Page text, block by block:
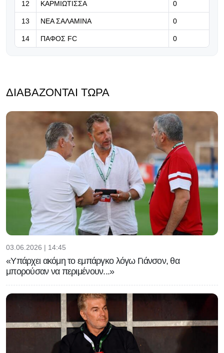
12 ΚΑΡΜΙΩΤΙΣΣΑ 0
13 ΝΕΑ ΣΑΛΑΜΙΝΑ 0
14 ΠΑΦΟΣ FC 0
ΔΙΑΒΆΖΟΝΤΑΙ ΤΏΡΑ
03.06.2026 | 14:45
«Υπάρχει ακόμη το εμπάργκο λόγω Γιάνσον, θα
μπορούσαν να περιμένουν...»